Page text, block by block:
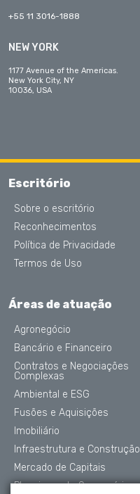
+55 11 3016-1888
NEW YORK
1177 Avenue of the Americas.
New York City, NY
10036, USA
Escritório
Sobre o escritório
Reconhecimentos
Política de Privacidade
Termos de Uso
Áreas de atuação
Agronegócio
Bancário e Financeiro
Contratos e Negociações
Complexas
Ambiental e ESG
Fusões e Aquisições
Imobiliário
Infraestrutura e Construção
Mercado de Capitais
Planejamento Sucessório